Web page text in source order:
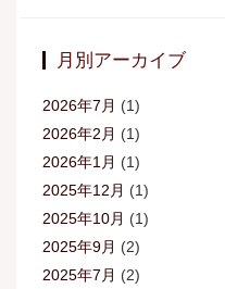
月別アーカイブ
2026年7月 (1)
2026年2月 (1)
2026年1月 (1)
2025年12月 (1)
2025年10月 (1)
2025年9月 (2)
2025年7月 (2)